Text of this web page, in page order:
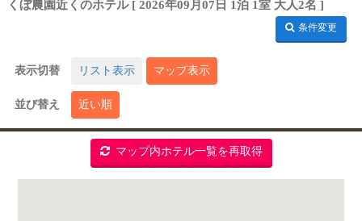
くぼ農園近くのホテル [ 2026年09月07日 1泊 1室 大人2名 ]
条件変更
表示切替 リスト表示 マップ表示
並び替え 近い順
マップ内ホテル一覧を再取得